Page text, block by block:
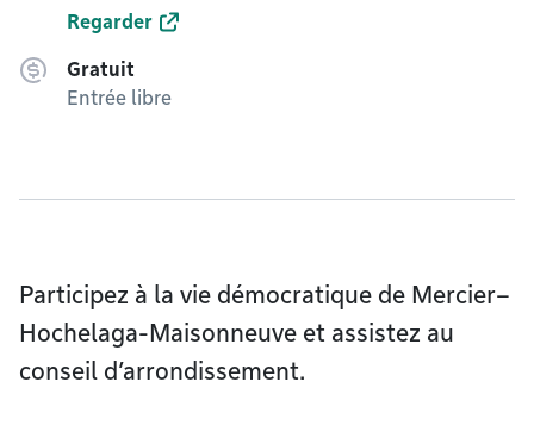
Regarder
Gratuit
Entrée libre
Participez à la vie démocratique de Mercier–
Hochelaga-Maisonneuve et assistez au
conseil d’arrondissement.